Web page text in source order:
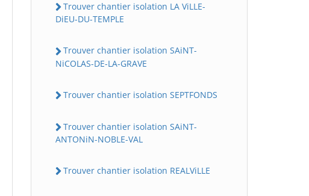
Trouver chantier isolation LA ViLLE-
DiEU-DU-TEMPLE
Trouver chantier isolation SAiNT-
NiCOLAS-DE-LA-GRAVE
Trouver chantier isolation SEPTFONDS
Trouver chantier isolation SAiNT-
ANTONiN-NOBLE-VAL
Trouver chantier isolation REALViLLE